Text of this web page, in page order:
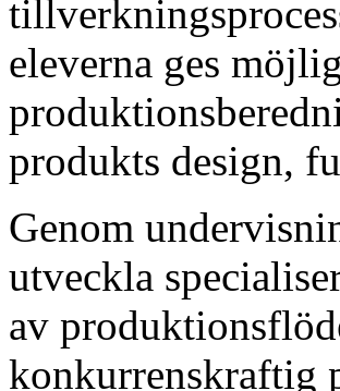
eleverna ges
produkts design,
Genom
utveckla
av
konkurrenskraftig